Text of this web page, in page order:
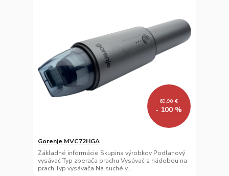
69,90 €
- 100 %
Gorenje MVC72HGA
Základné informácie Skupina výrobkov Podlahový
vysávač Typ zberača prachu Vysávač s nádobou na
prach Typ vysávača Na suché v...